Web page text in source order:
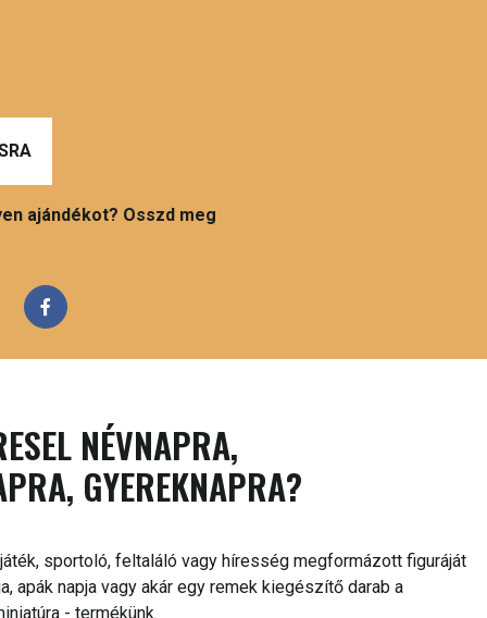
ajándékot? Osszd meg
NÉVNAPRA,
GYEREKNAPRA?
sportoló, feltaláló vagy híresség megformázott figuráját
apák napja vagy akár egy remek kiegészítő darab a
- termékünk.